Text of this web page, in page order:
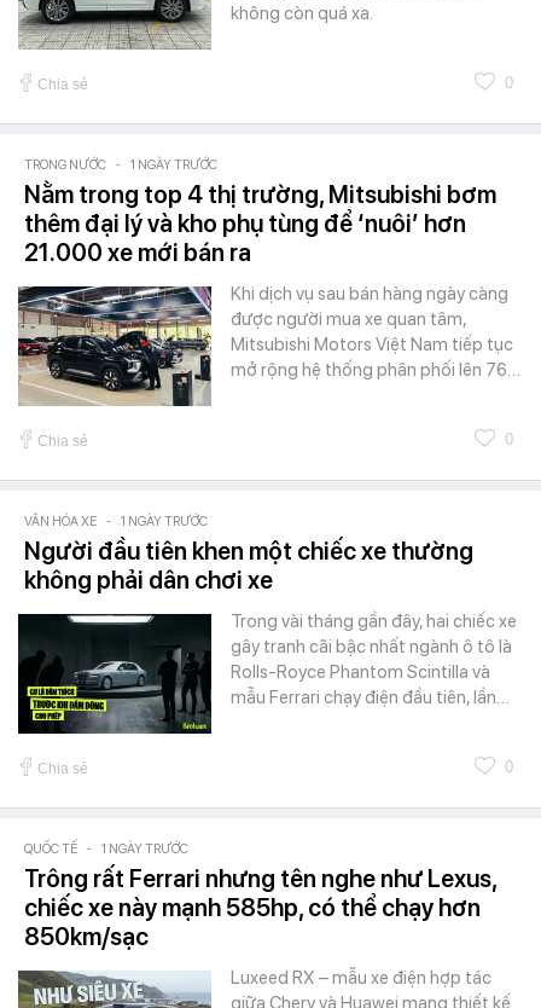
không còn quá xa.
Chia sẻ 0
TRONG NƯỚC - 1 NGÀY TRƯỚC
Nằm trong top 4 thị trường, Mitsubishi bơm
thêm đại lý và kho phụ tùng để ‘nuôi’ hơn
21.000 xe mới bán ra
Khi dịch vụ sau bán hàng ngày càng
được người mua xe quan tâm,
Mitsubishi Motors Việt Nam tiếp tục
mở rộng hệ thống phân phối lên 76…
Chia sẻ 0
VĂN HÓA XE - 1 NGÀY TRƯỚC
Người đầu tiên khen một chiếc xe thường
không phải dân chơi xe
Trong vài tháng gần đây, hai chiếc xe
gây tranh cãi bậc nhất ngành ô tô là
Rolls-Royce Phantom Scintilla và
mẫu Ferrari chạy điện đầu tiên, lần…
Chia sẻ 0
QUỐC TẾ - 1 NGÀY TRƯỚC
Trông rất Ferrari nhưng tên nghe như Lexus,
chiếc xe này mạnh 585hp, có thể chạy hơn
850km/sạc
Luxeed RX – mẫu xe điện hợp tác
giữa Chery và Huawei mang thiết kế